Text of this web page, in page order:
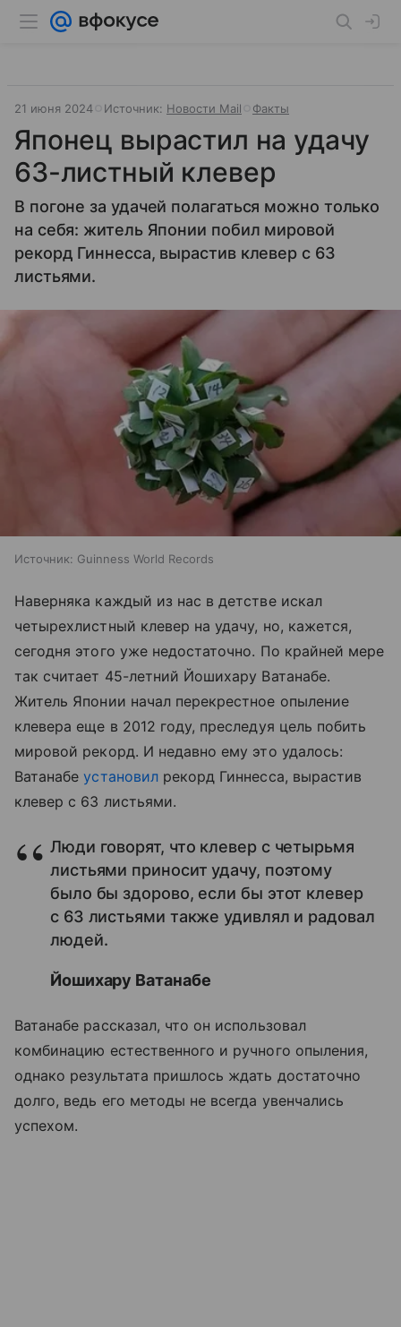
21 июня 2024 Источник: Новости Mail Факты
Японец вырастил на удачу
63-листный клевер
В погоне за удачей полагаться можно только
на себя: житель Японии побил мировой
рекорд Гиннесса, вырастив клевер с 63
листьями.
Источник: Guinness World Records
Наверняка каждый из нас в детстве искал
четырехлистный клевер на удачу, но, кажется,
сегодня этого уже недостаточно. По крайней мере
так считает 45-летний Йошихару Ватанабе.
Житель Японии начал перекрестное опыление
клевера еще в 2012 году, преследуя цель побить
мировой рекорд. И недавно ему это удалось:
Ватанабеустановилрекорд Гиннесса, вырастив
клевер с 63 листьями.
Люди говорят, что клевер с четырьмя
листьями приносит удачу, поэтому
было бы здорово, если бы этот клевер
с 63 листьями также удивлял и радовал
людей.
Йошихару Ватанабе
Ватанабе рассказал, что он использовал
комбинацию естественного и ручного опыления,
однако результата пришлось ждать достаточно
долго, ведь его методы не всегда увенчались
успехом.